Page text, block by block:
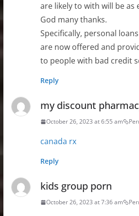
are likely to with will be as
God many thanks.
Specifically, personal
are now offered and
to people with bad credit
Reply
my discount
October 26, 2023 at 6:55 am
canada rx
Reply
kids group porn
October 26, 2023 at 7:36 am